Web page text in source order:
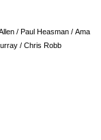
/ Paul Heasman / Ama
/ Chris Robb